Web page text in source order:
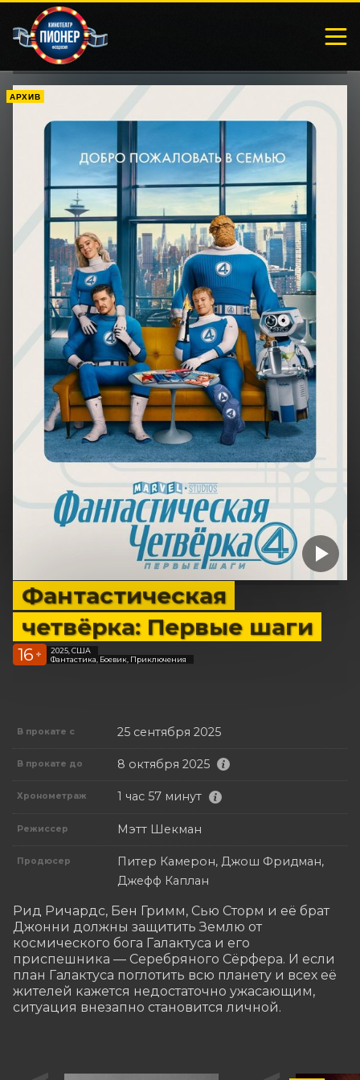
АРХИВ
Фантастическая
четвёрка: Первые шаги
16 +
2025, США
Фантастика, Боевик, Приключения
В прокате с 25 сентября 2025
В прокате до 8 октября 2025
Хронометраж 1 час 57 минут
Режиссер Мэтт Шекман
Продюсер
Питер Камерон, Джош Фридман,
Джефф Каплан
Рид Ричардс, Бен Гримм, Сью Сторм и её брат
Джонни должны защитить Землю от
космического бога Галактуса и его
приспешника — Серебряного Сёрфера. И если
план Галактуса поглотить всю планету и всех её
жителей кажется недостаточно ужасающим,
ситуация внезапно становится личной.